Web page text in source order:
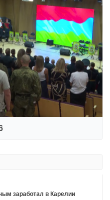
заработал в Карелии